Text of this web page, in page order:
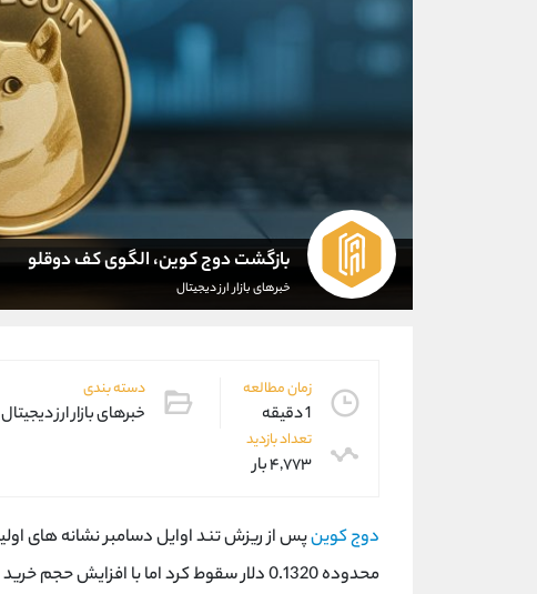
بازگشت دوج کوین، الگوی کف دوقلو
خبرهای بازار ارز دیجیتال
زمان مطالعه
1 دقیقه
دسته بندی
خبرهای بازار ارز دیجیتال
تعداد بازدید
۴,۷۷۳ بار
دوج کوین